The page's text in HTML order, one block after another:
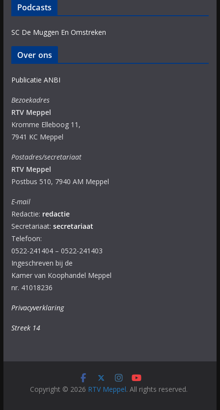
Podcasts
SC De Muggen En Omstreken
Over ons
Publicatie ANBI
Bezoekadres
RTV Meppel
Kromme Elleboog 11,
7941 KC Meppel
Postadres/secretariaat
RTV Meppel
Postbus 510, 7940 AM Meppel
E-mail
Redactie: redactie
Secretariaat: secretariaat
Telefoon:
0522-241404 – 0522-241403
Ingeschreven bij de
Kamer van Koophandel Meppel
nr. 41018236
Privacyverklaring
Streek 14
Copyright © 2026 RTV Meppel. All rights reserved.